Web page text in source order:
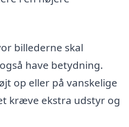
billederne skal
have betydning.
op eller på vanskelige
kræve ekstra udstyr og